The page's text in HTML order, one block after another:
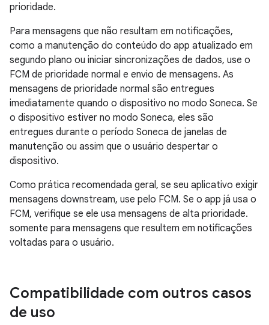
prioridade.
Para mensagens que não resultam em notificações,
como a manutenção do conteúdo do app atualizado em
segundo plano ou iniciar sincronizações de dados, use o
FCM de prioridade normal e envio de mensagens. As
mensagens de prioridade normal são entregues
imediatamente quando o dispositivo no modo Soneca. Se
o dispositivo estiver no modo Soneca, eles são
entregues durante o período Soneca de janelas de
manutenção ou assim que o usuário despertar o
dispositivo.
Como prática recomendada geral, se seu aplicativo exigir
mensagens downstream, use pelo FCM. Se o app já usa o
FCM, verifique se ele usa mensagens de alta prioridade.
somente para mensagens que resultem em notificações
voltadas para o usuário.
Compatibilidade com outros casos
de uso